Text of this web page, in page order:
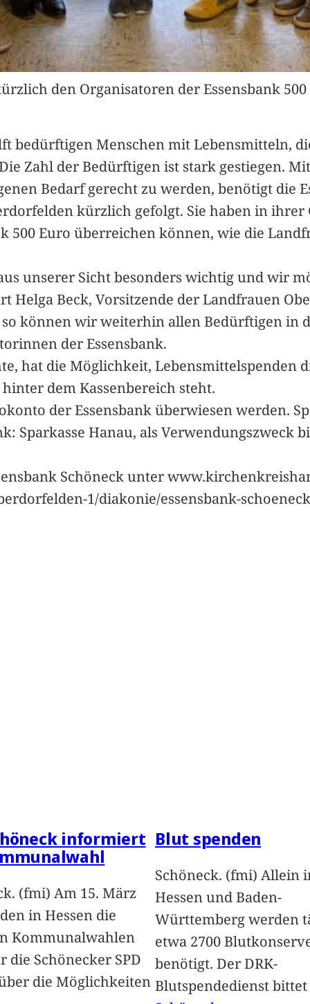
den Organisatoren der Essensbank
bedürftigen Menschen mit Lebensmitteln,
Zahl der Bedürftigen ist stark gestiegen.
Bedarf gerecht zu werden, benötigt die
kürzlich gefolgt. Sie haben in ihrer
500 Euro überreichen können, wie die
unserer Sicht besonders wichtig und wir
Helga Beck, Vorsitzende der Landfrauen
können wir weiterhin allen Bedürftigen in
der Essensbank.
hat die Möglichkeit, Lebensmittelspenden
dem Kassenbereich steht.
der Essensbank überwiesen werden.
Sparkasse Hanau, als Verwendungszweck
Schöneck unter
1/diakonie/essensbank-
informiert
(fmi) Am 15. März
in Hessen die
Kommunalwahlen
die Schönecker SPD
die Möglichkeiten
Blut spenden
Schöneck. (fmi) Allein
Hessen und Baden-
Württemberg werden
etwa 2700
benötigt. Der DRK-
Blutspendedienst bittet